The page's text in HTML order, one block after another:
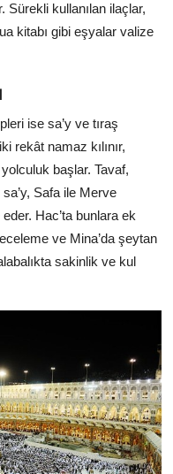
Sürekli kullanılan ilaçlar,
kitabı gibi eşyalar valize
ise sa’y ve tıraş
rekât namaz kılınır,
başlar. Tavaf,
Safa ile Merve
Hac’ta bunlara ek
ve Mina’da şeytan
sakinlik ve kul